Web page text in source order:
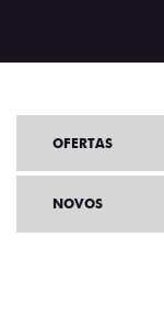
OFERTAS
NOVOS